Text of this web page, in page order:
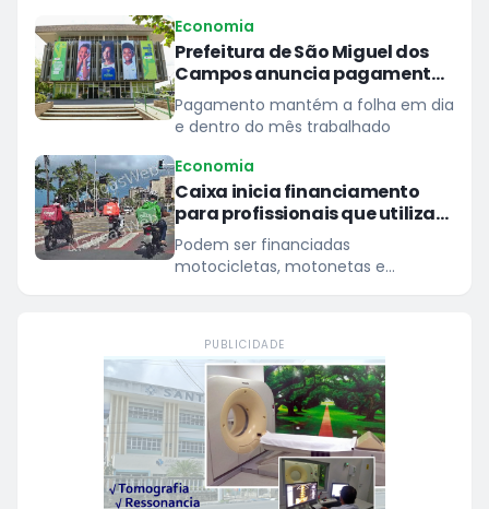
Economia
Prefeitura de São Miguel dos
Campos anuncia pagamento
dos servidores nesta quinta,
30
Pagamento mantém a folha em dia
e dentro do mês trabalhado
Economia
Caixa inicia financiamento
para profissionais que utilizam
motocicletas e bicicletas para
trabalhar
Podem ser financiadas
motocicletas, motonetas e
PUBLICIDADE